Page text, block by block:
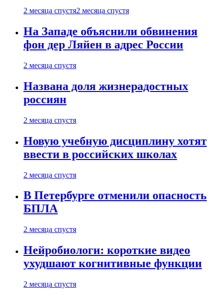
2 месяца спустя2 месяца спустя
На Западе объяснили обвинения
фон дер Ляйен в адрес России
2 месяца спустя
Названа доля жизнерадостных
россиян
2 месяца спустя
Новую учебную дисциплину хотят
ввести в российских школах
2 месяца спустя
В Петербурге отменили опасность
БПЛА
2 месяца спустя
Нейробиологи: короткие видео
ухудшают когнитивные функции
2 месяца спустя